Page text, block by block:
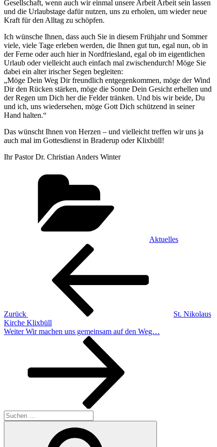
Gesellschaft, wenn auch wir einmal unsere Arbeit Arbeit sein lassen
und die Urlaubstage dafür nutzen, uns zu erholen, um wieder neue
Kraft für den Alltag zu schöpfen.
Ich wünsche Ihnen, dass auch Sie in diesem Frühjahr und Sommer
viele, viele Tage erleben werden, die Ihnen gut tun, egal nun, ob in
der Ferne oder auch hier in Nordfriesland, egal ob im eigentlichen
Urlaub oder vielleicht auch einfach mal zwischendurch! Möge Sie
dabei ein alter irischer Segen begleiten:
„Möge Dein Weg Dir freundlich entgegenkommen, möge der Wind
Dir den Rücken stärken, möge die Sonne Dein Gesicht erhellen und
der Regen um Dich her die Felder tränken. Und bis wir beide, Du
und ich, uns wiedersehen, möge Gott Dich schützend in seiner
Hand halten.“
Das wünscht Ihnen von Herzen – und vielleicht treffen wir uns ja
auch mal im Gottesdienst in Braderup oder Klixbüll!
Ihr Pastor Dr. Christian Anders Winter
Aktuelles
Beitragsnavigation
Zurück
St. Nikolaus
Kirche Klixbüll
Nächster
Weiter Wir machen uns gemeinsam auf den Weg…
Suchen
nach: